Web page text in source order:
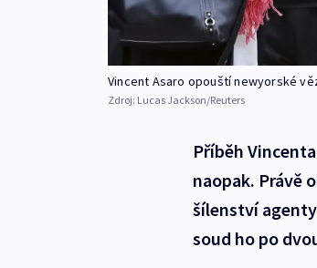
Vincent Asaro opouští newyorské
Zdroj: Lucas Jackson/Reuters
Příběh
naopak. Právě
šílenství
soud ho po